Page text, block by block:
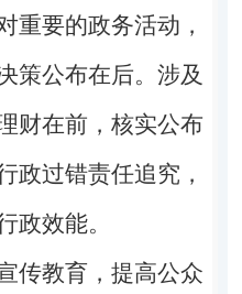
重要的政务活动，
策公布在后。涉及
财在前，核实公布
政过错责任追究，
政效能。
传教育，提高公众